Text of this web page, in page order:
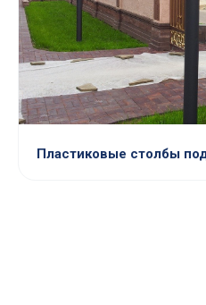
Пластиковые столбы